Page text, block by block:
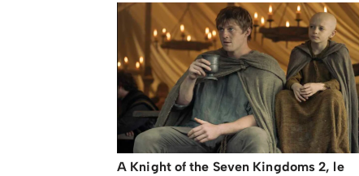
A Knight of the Seven Kingdoms 2, le